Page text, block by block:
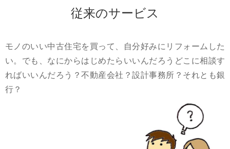
従来のサービス
モノのいい中古住宅を買って、自分好みにリフォームした
い。でも、なにからはじめたらいいんだろうどこに相談す
ればいいんだろう？不動産会社？設計事務所？それとも銀
行？